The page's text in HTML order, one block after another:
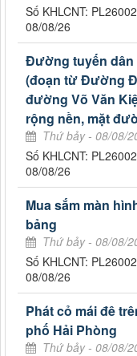
Số KHLCNT:
08/08/26
Đường tuyến dân
(đoạn từ Đường
đường Võ Văn
rộng nền, mặt
Thứ bảy - 08/08/
Số KHLCNT:
08/08/26
Mua sắm màn
bảng
Thứ bảy - 08/08/
Số KHLCNT:
08/08/26
Phát cỏ mái đê
phố Hải Phòng
Thứ bảy - 08/08/